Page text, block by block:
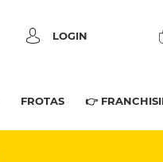
LOGIN
FROTAS 👉